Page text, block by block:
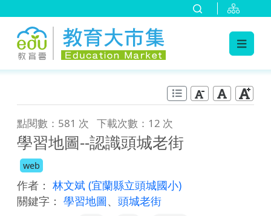
點閱數：581 次 下載次數：12 次
學習地圖--認識頭城老街
web
作者： 林文斌 (宜蘭縣立頭城國小)
關鍵字： 學習地圖、 頭城老街